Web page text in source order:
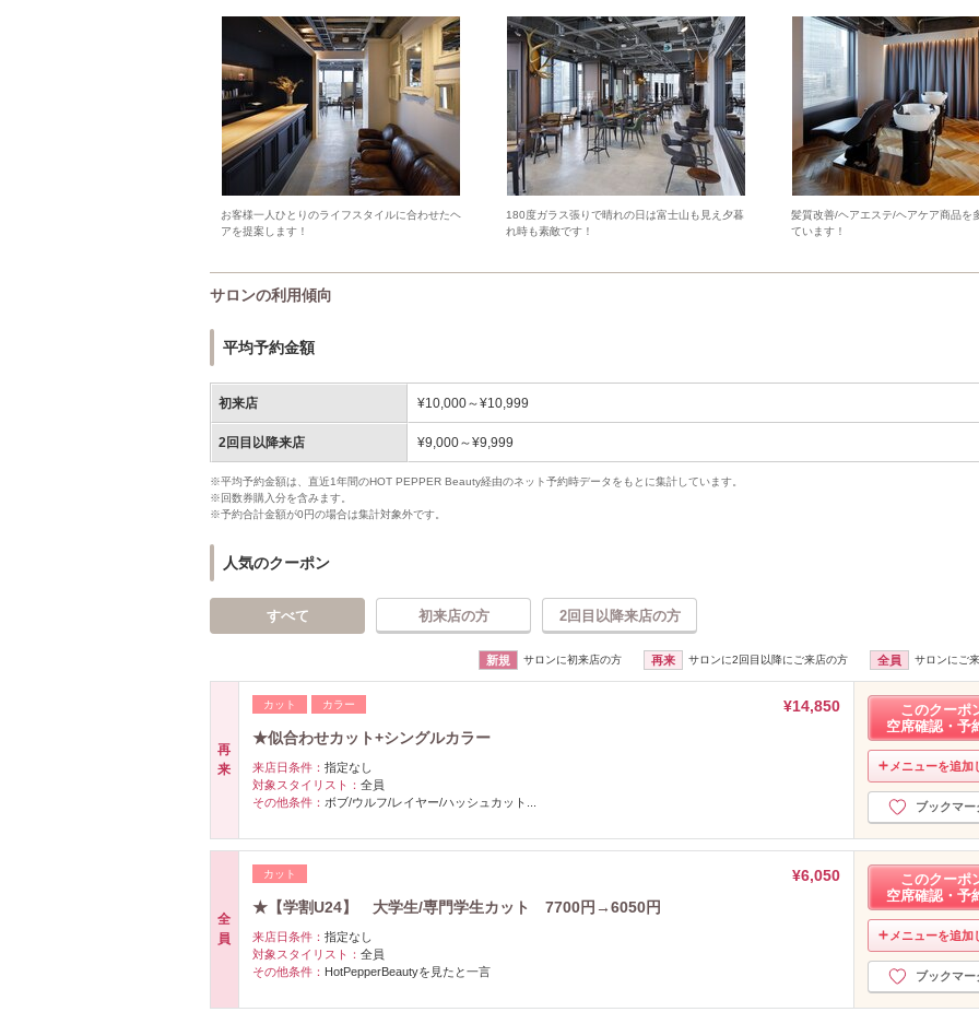
お客様一人ひとりのライフスタイルに合わせたヘ
アを提案します！
180度ガラス張りで晴れの日は富士山も見え夕暮
れ時も素敵です！
髪質改善/ヘアエステ/ヘアケア商品を
ています！
サロンの利用傾向
平均予約金額
初来店 ¥10,000～¥10,999
2回目以降来店 ¥9,000～¥9,999
※平均予約金額は、直近1年間のHOT PEPPER Beauty経由のネット予約時データをもとに集計しています。
※回数券購入分を含みます。
※予約合計金額が0円の場合は集計対象外です。
人気のクーポン
すべて 初来店の方 2回目以降来店の方
新規 サロンに初来店の方 再来 サロンに2回目以降にご来店の方 全員 サロンにご
再
来
カット カラー
¥14,850
★似合わせカット+シングルカラー
来店日条件： 指定なし
対象スタイリスト： 全員
その他条件： ボブ/ウルフ/レイヤー/ハッシュカット...
このクーポ
空席確認・予
メニューを追加
ブックマー
全
員
カット
¥6,050
★【学割U24】 大学生/専門学生カット 7700円→6050円
来店日条件： 指定なし
対象スタイリスト： 全員
その他条件： HotPepperBeautyを見たと一言
このクーポ
空席確認・予
メニューを追加
ブックマー